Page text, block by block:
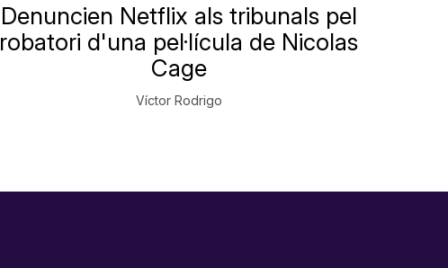
Denuncien Netflix als tribunals pel
robatori d'una pel·lícula de Nicolas
Cage
Víctor Rodrigo